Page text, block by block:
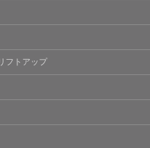
他の医療機関、検査機関
療サービス・販売する医
アンケートの送受信及び
セス履歴、閲覧記録等に
フトアップ